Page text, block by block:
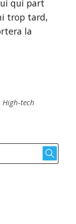
qui part
trop tard,
la
High-tech